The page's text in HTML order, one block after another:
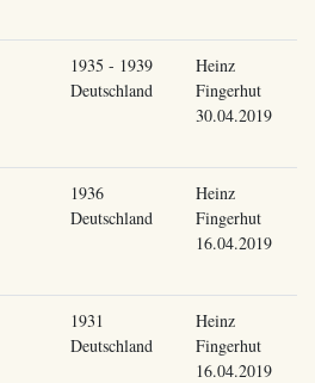
1935 - 1939
Deutschland
Heinz
Fingerhut
30.04.2019
1936
Deutschland
Heinz
Fingerhut
16.04.2019
1931
Deutschland
Heinz
Fingerhut
16.04.2019